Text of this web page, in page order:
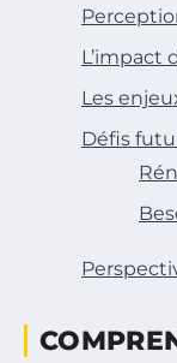
L’impact
Les
Défis